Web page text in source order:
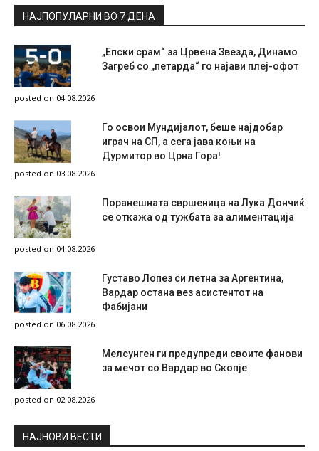
НАЈПОПУЛАРНИ ВО 7 ДЕНА
„Епски срам“ за Црвена Звезда, Динамо
Загреб со „петарда“ го најави плеј-офот
posted on 04.08.2026
Го освои Мундијалот, беше најдобар
играч на СП, а сега јава коњи на
Дурмитор во Црна Гора!
posted on 03.08.2026
Поранешната свршеница на Лука Дончиќ
се откажа од тужбата за алиментација
posted on 04.08.2026
Густаво Лопез си летна за Аргентина,
Вардар остана вез асистентот на
Фабијани
posted on 06.08.2026
Мелсунген ги предупреди своите фанови
за мечот со Вардар во Скопје
posted on 02.08.2026
НAЈНОВИ ВЕСТИ